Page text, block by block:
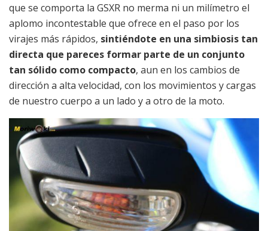
que se comporta la GSXR no merma ni un milímetro el
aplomo incontestable que ofrece en el paso por los
virajes más rápidos, sintiéndote en una simbiosis tan
directa que pareces formar parte de un conjunto
tan sólido como compacto, aun en los cambios de
dirección a alta velocidad, con los movimientos y cargas
de nuestro cuerpo a un lado y a otro de la moto.